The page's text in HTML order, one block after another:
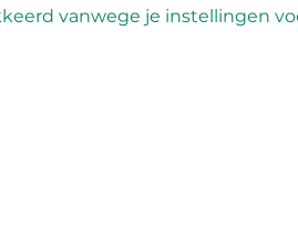
vanwege je instellingen